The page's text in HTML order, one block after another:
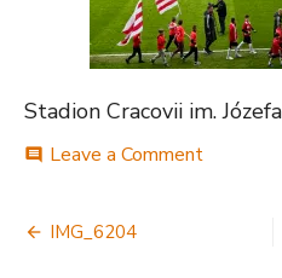
Stadion Cracovii im.
comment Leave a Commenton
Nawigacja
IMG_6204